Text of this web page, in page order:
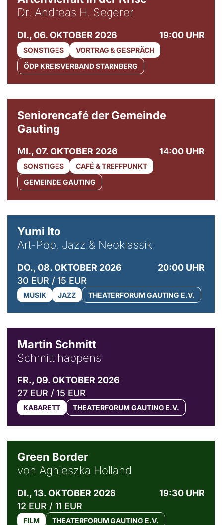
Dr. Andreas H. Segerer
DI., 06. OKTOBER 2026 19:00 UHR
SONSTIGES
VORTRAG & GESPRÄCH
ÖDP KREISVERBAND STARNBERG
Seniorencafé der Gemeinde
Gauting
MI., 07. OKTOBER 2026 14:00 UHR
SONSTIGES
CAFÉ & TREFFPUNKT
GEMEINDE GAUTING
Yumi Ito
Art-Pop, Jazz & Neoklassik
DO., 08. OKTOBER 2026
20:00 UHR
30 EUR / 15 EUR
MUSIK JAZZ THEATERFORUM GAUTING E.V.
Martin Schmitt
Schmitt happens
FR., 09. OKTOBER 2026
27 EUR / 15 EUR
KABARETT THEATERFORUM GAUTING E.V.
Green Border
von Agnieszka Holland
DI., 13. OKTOBER 2026
19:30 UHR
12 EUR / 11 EUR
FILM THEATERFORUM GAUTING E.V.